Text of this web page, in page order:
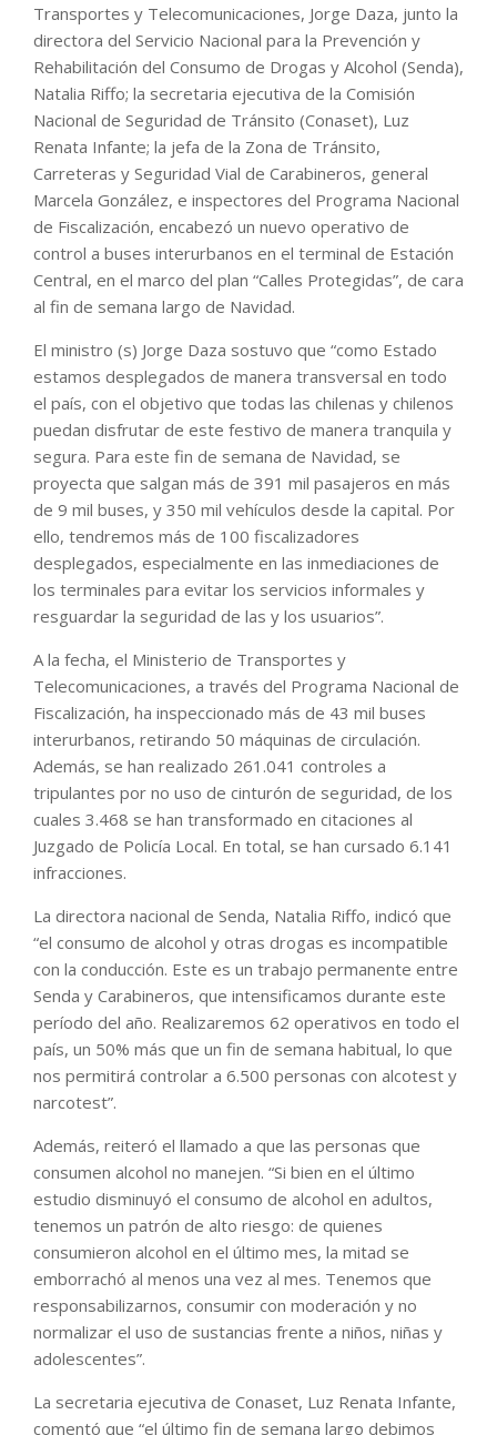
Transportes y Telecomunicaciones, Jorge Daza, junto la
directora del Servicio Nacional para la Prevención y
Rehabilitación del Consumo de Drogas y Alcohol (Senda),
Natalia Riffo; la secretaria ejecutiva de la Comisión
Nacional de Seguridad de Tránsito (Conaset), Luz
Renata Infante; la jefa de la Zona de Tránsito,
Carreteras y Seguridad Vial de Carabineros, general
Marcela González, e inspectores del Programa Nacional
de Fiscalización, encabezó un nuevo operativo de
control a buses interurbanos en el terminal de Estación
Central, en el marco del plan “Calles Protegidas”, de cara
al fin de semana largo de Navidad.
El ministro (s) Jorge Daza sostuvo que “como Estado
estamos desplegados de manera transversal en todo
el país, con el objetivo que todas las chilenas y chilenos
puedan disfrutar de este festivo de manera tranquila y
segura. Para este fin de semana de Navidad, se
proyecta que salgan más de 391 mil pasajeros en más
de 9 mil buses, y 350 mil vehículos desde la capital. Por
ello, tendremos más de 100 fiscalizadores
desplegados, especialmente en las inmediaciones de
los terminales para evitar los servicios informales y
resguardar la seguridad de las y los usuarios”.
A la fecha, el Ministerio de Transportes y
Telecomunicaciones, a través del Programa Nacional de
Fiscalización, ha inspeccionado más de 43 mil buses
interurbanos, retirando 50 máquinas de circulación.
Además, se han realizado 261.041 controles a
tripulantes por no uso de cinturón de seguridad, de los
cuales 3.468 se han transformado en citaciones al
Juzgado de Policía Local. En total, se han cursado 6.141
infracciones.
La directora nacional de Senda, Natalia Riffo, indicó que
“el consumo de alcohol y otras drogas es incompatible
con la conducción. Este es un trabajo permanente entre
Senda y Carabineros, que intensificamos durante este
período del año. Realizaremos 62 operativos en todo el
país, un 50% más que un fin de semana habitual, lo que
nos permitirá controlar a 6.500 personas con alcotest y
narcotest”.
Además, reiteró el llamado a que las personas que
consumen alcohol no manejen. “Si bien en el último
estudio disminuyó el consumo de alcohol en adultos,
tenemos un patrón de alto riesgo: de quienes
consumieron alcohol en el último mes, la mitad se
emborrachó al menos una vez al mes. Tenemos que
responsabilizarnos, consumir con moderación y no
normalizar el uso de sustancias frente a niños, niñas y
adolescentes”.
La secretaria ejecutiva de Conaset, Luz Renata Infante,
comentó que “el último fin de semana largo debimos